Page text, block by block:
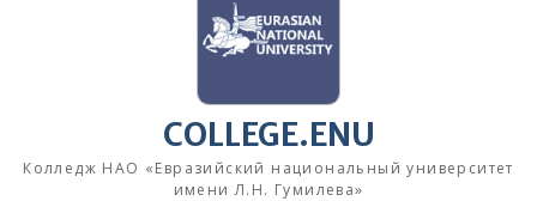
COLLEGE.ENU
Колледж НАО «Евразийский национальный университет
имени Л.Н. Гумилева»